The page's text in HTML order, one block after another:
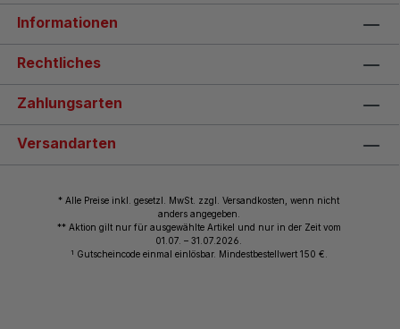
Informationen
Rechtliches
Zahlungsarten
Versandarten
* Alle Preise inkl. gesetzl. MwSt. zzgl. Versandkosten, wenn nicht
anders angegeben.
** Aktion gilt nur für ausgewählte Artikel und nur in der Zeit vom
01.07. – 31.07.2026.
1 Gutscheincode einmal einlösbar. Mindestbestellwert 150 €.